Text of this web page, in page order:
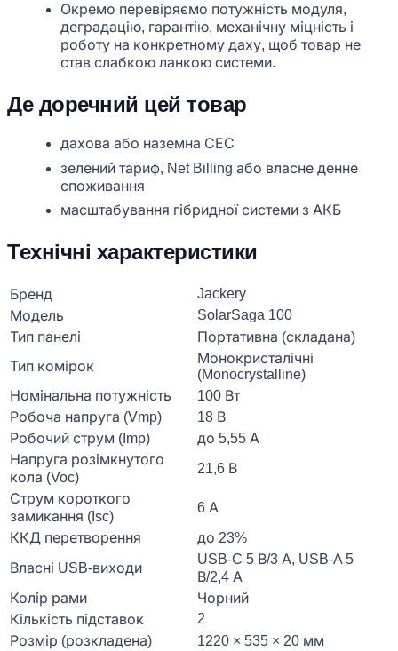
Окремо перевіряємо потужність модуля,
деградацію, гарантію, механічну міцність і
роботу на конкретному даху, щоб товар не
став слабкою ланкою системи.
Де доречний цей товар
дахова або наземна СЕС
зелений тариф, Net Billing або власне денне
споживання
масштабування гібридної системи з АКБ
Технічні характеристики
Бренд
Jackery
Модель
SolarSaga 100
Тип панелі
Портативна (складана)
Тип комірок
Монокристалічні
(Monocrystalline)
Номінальна потужність
100 Вт
Робоча напруга (Vmp)
18 В
Робочий струм (Imp)
до 5,55 А
Напруга розімкнутого
кола (Voc)
21,6 В
Струм короткого
замикання (Isc)
6 А
ККД перетворення
до 23%
Власні USB-виходи
USB-C 5 В/3 А, USB-A 5
В/2,4 А
Колір рами
Чорний
Кількість підставок
2
Розмір (розкладена)
1220 × 535 × 20 мм